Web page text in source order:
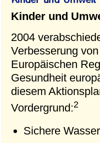
Kinder und
2004
Verbesserung
Europäischen
Gesundheit
diesem
Vordergrund:2
Sichere